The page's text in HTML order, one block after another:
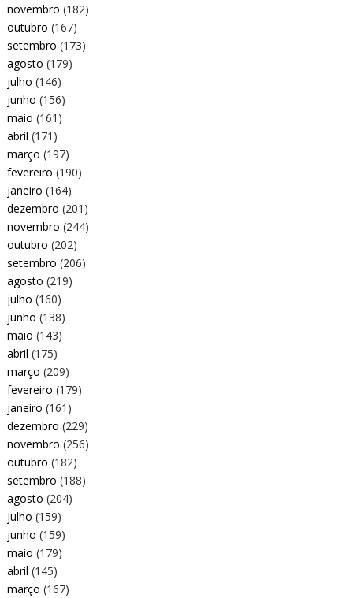
novembro (182)
outubro (167)
setembro (173)
agosto (179)
julho (146)
junho (156)
maio (161)
abril (171)
março (197)
fevereiro (190)
janeiro (164)
dezembro (201)
novembro (244)
outubro (202)
setembro (206)
agosto (219)
julho (160)
junho (138)
maio (143)
abril (175)
março (209)
fevereiro (179)
janeiro (161)
dezembro (229)
novembro (256)
outubro (182)
setembro (188)
agosto (204)
julho (159)
junho (159)
maio (179)
abril (145)
março (167)